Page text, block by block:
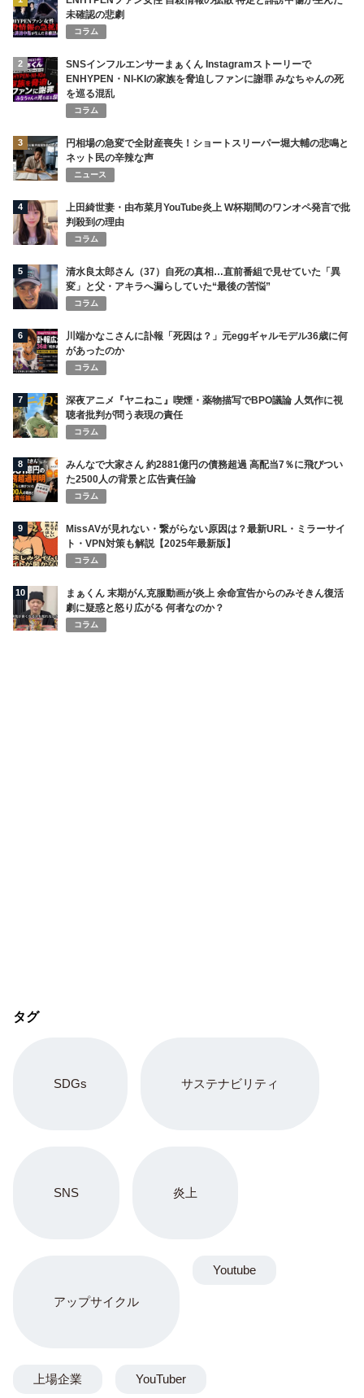
未確認の悲劇
コラム
2
SNSインフルエンサーまぁくん Instagramストーリーで
ENHYPEN・NI-KIの家族を脅迫しファンに謝罪 みなちゃんの死
を巡る混乱
コラム
3
円相場の急変で全財産喪失！ショートスリーパー堀大輔の悲鳴と
ネット民の辛辣な声
ニュース
4
上田綺世妻・由布菜月YouTube炎上 W杯期間のワンオペ発言で批
判殺到の理由
コラム
5
清水良太郎さん（37）自死の真相…直前番組で見せていた「異
変」と父・アキラへ漏らしていた“最後の苦悩”
コラム
6
川端かなこさんに訃報「死因は？」元eggギャルモデル36歳に何
があったのか
コラム
7
深夜アニメ『ヤニねこ』喫煙・薬物描写でBPO議論 人気作に視
聴者批判が問う表現の責任
コラム
8
みんなで大家さん 約2881億円の債務超過 高配当7％に飛びつい
た2500人の背景と広告責任論
コラム
9
MissAVが見れない・繋がらない原因は？最新URL・ミラーサイ
ト・VPN対策も解説【2025年最新版】
コラム
10
まぁくん 末期がん克服動画が炎上 余命宣告からのみそきん復活
劇に疑惑と怒り広がる 何者なのか？
コラム
タグ
SDGs サステナビリティ
SNS 炎上
アップサイクル
Youtube
上場企業 YouTuber